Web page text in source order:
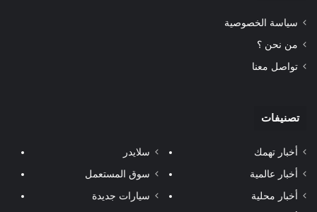
سياسة الخصوصية
من نحن ؟
تواصل معنا
تصنيفات
أخبار تهمك
أخبار عالمية
أخبار محلية
سلايدر
سوق المستعمل
سيارات جديدة